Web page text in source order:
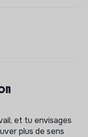
et tu envisages
plus de sens